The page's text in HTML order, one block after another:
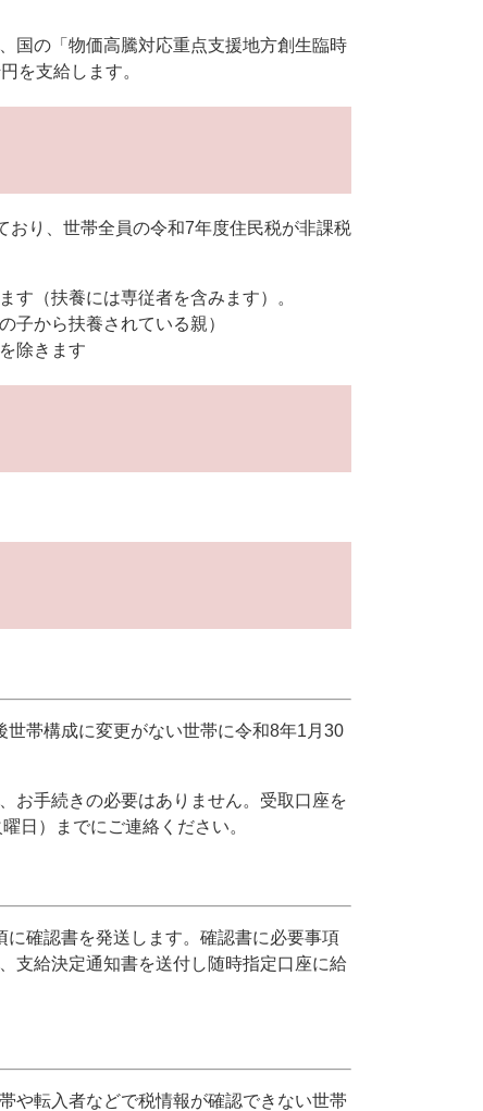
国の「物価高騰対応重点支援地方創生臨時
を支給します。
り、世帯全員の令和7年度住民税が非課税
（扶養には専従者を含みます）。
子から扶養されている親）
除きます​
帯構成に変更がない世帯に令和8年1月30
お手続きの必要はありません。受取口座を
日）までにご連絡ください。
に確認書を発送します。確認書に必要事項
支給決定通知書を送付し随時指定口座に給
や転入者などで税情報が確認できない世帯